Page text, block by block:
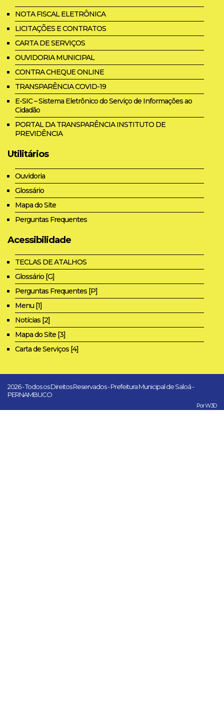
NOTA FISCAL ELETRÔNICA
LICITAÇÕES E CONTRATOS
CARTA DE SERVIÇOS
OUVIDORIA MUNICIPAL
CONTRA CHEQUE ONLINE
TRANSPARÊNCIA COVID-19
E-SIC – Sistema Eletrônico do Serviço de Informações ao
Cidadão
PORTAL DA TRANSPARÊNCIA INSTITUTO DE
PREVIDÊNCIA
Utilitários
Ouvidoria
Glossário
Mapa do Site
Perguntas Frequentes
Acessibilidade
TECLAS DE ATALHOS
Glossário [G]
Perguntas Frequentes [P]
Menu [1]
Notícias [2]
Mapa do Site [3]
Carta de Serviços [4]
2026 - Todos os Direitos Reservados - Prefeitura Municipal de Saloá -
PERNAMBUCO
Por W3D